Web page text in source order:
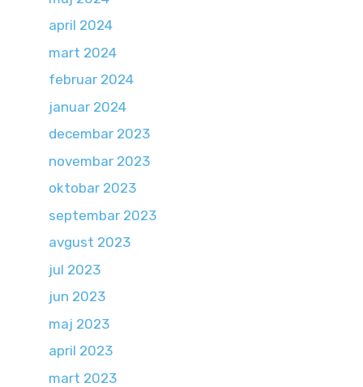
april 2024
mart 2024
februar 2024
januar 2024
decembar 2023
novembar 2023
oktobar 2023
septembar 2023
avgust 2023
jul 2023
jun 2023
maj 2023
april 2023
mart 2023